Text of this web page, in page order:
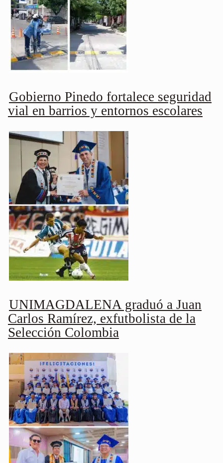
Gobierno Pinedo fortalece seguridad
vial en barrios y entornos escolares
UNIMAGDALENA graduó a Juan
Carlos Ramírez, exfutbolista de la
Selección Colombia